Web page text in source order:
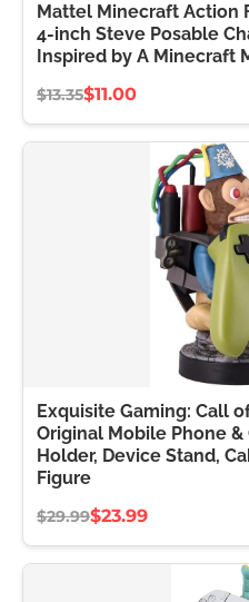
Mattel Minecraft Action
4-inch Steve Posable
Inspired by A Minecraft
$13.35$11.00
Exquisite Gaming: Call
Original Mobile Phone
Holder, Device Stand,
Figure
$29.99$23.99